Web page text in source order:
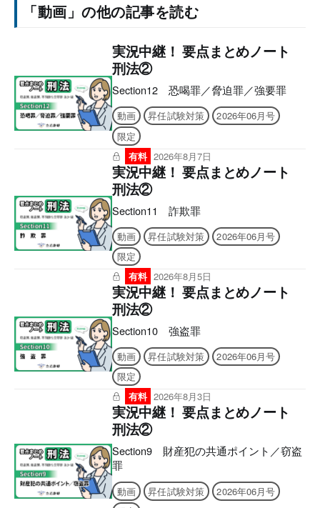
「動画」の他の記事を読む
実況中継！ 要点まとめノート
刑法②
Section12 恐喝罪／脅迫罪／強要罪
動画 昇任試験対策
2026年06月号
限定
有料 2026年8月7日
実況中継！ 要点まとめノート
刑法②
Section11 詐欺罪
動画 昇任試験対策
2026年06月号
限定
有料 2026年8月5日
実況中継！ 要点まとめノート
刑法②
Section10 強盗罪
動画 昇任試験対策
2026年06月号
限定
有料 2026年8月3日
実況中継！ 要点まとめノート
刑法②
Section9 財産犯の共通ポイント／窃盗
罪
動画 昇任試験対策
2026年06月号